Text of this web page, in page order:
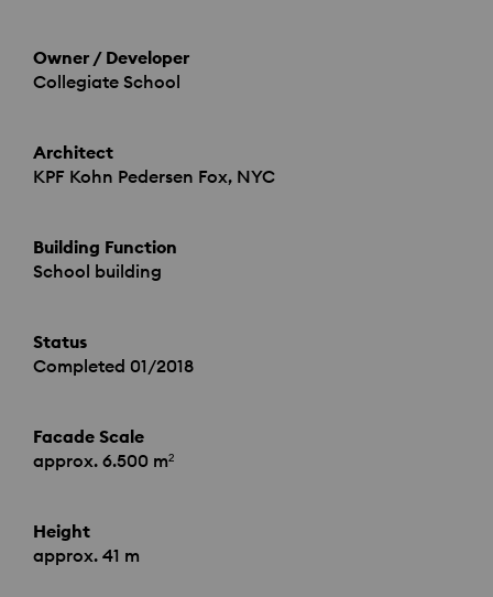
Owner / Developer
Collegiate School
Architect
KPF Kohn Pedersen Fox, NYC
Building Function
School building
Status
Completed 01/2018
Facade Scale
approx. 6.500 m²
Height
approx. 41 m